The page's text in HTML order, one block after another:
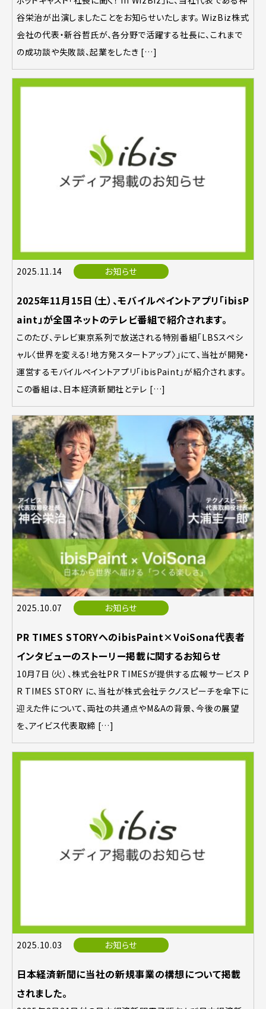
谷栄治が出演しましたことをお知らせいたします。 WizBiz株式
会社の代表・新谷哲氏が、各分野で活躍する社長に、これまで
の成功談や失敗談、起業をしたき […]
2025.11.14 お知らせ
2025年11月15日（土）、モバイルペイントアプリ「ibisP
aint」が全国ネットのテレビ番組で紹介されます。
このたび、テレビ東京系列で放送される特別番組「LBSスペシ
ャル〈世界を変える！地方発スタートアップ〉」にて、当社が開発・
運営するモバイルペイントアプリ「ibisPaint」が紹介されます。
この番組は、日本経済新聞社とテレ […]
2025.10.07 お知らせ
PR TIMES STORYへのibisPaint×VoiSona代表者
インタビューのストーリー掲載に関するお知らせ
10月7日（火）、株式会社PR TIMESが提供する広報サービス P
R TIMES STORY に、当社が株式会社テクノスピーチを傘下に
迎えた件について、両社の共通点やM&Aの背景、今後の展望
を、アイビス代表取締 […]
2025.10.03 お知らせ
日本経済新聞に当社の新規事業の構想について掲載
されました。